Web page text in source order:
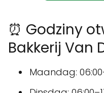
⏰ Godziny
Bakkerij Van
Maandag: